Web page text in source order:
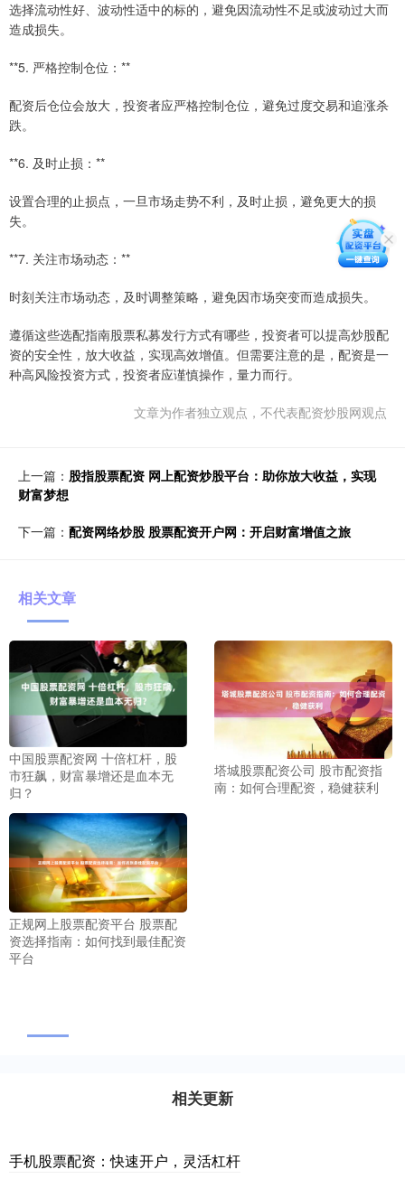
选择流动性好、波动性适中的标的，避免因流动性不足或波动过大而
造成损失。
**5. 严格控制仓位：**
配资后仓位会放大，投资者应严格控制仓位，避免过度交易和追涨杀
跌。
**6. 及时止损：**
设置合理的止损点，一旦市场走势不利，及时止损，避免更大的损
失。
**7. 关注市场动态：**
时刻关注市场动态，及时调整策略，避免因市场突变而造成损失。
遵循这些选配指南股票私募发行方式有哪些，投资者可以提高炒股配
资的安全性，放大收益，实现高效增值。但需要注意的是，配资是一
种高风险投资方式，投资者应谨慎操作，量力而行。
文章为作者独立观点，不代表配资炒股网观点
上一篇： 股指股票配资 网上配资炒股平台：助你放大收益，实现
财富梦想
下一篇： 配资网络炒股 股票配资开户网：开启财富增值之旅
相关文章
中国股票配资网 十倍杠杆，股
市狂飙，财富暴增还是血本无
归？
塔城股票配资公司 股市配资指
南：如何合理配资，稳健获利
正规网上股票配资平台 股票配
资选择指南：如何找到最佳配资
平台
相关更新
手机股票配资：快速开户，灵活杠杆